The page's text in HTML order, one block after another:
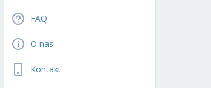
FAQ
O nas
Kontakt